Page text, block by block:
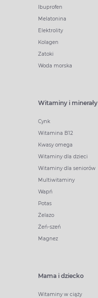
Ibuprofen
Melatonina
Elektrolity
Kolagen
Zatoki
Woda morska
Witaminy i minerały
Cynk
Witamina B12
Kwasy omega
Witaminy dla dzieci
Witaminy dla seniorów
Multiwitaminy
Wapń
Potas
Żelazo
Żeń-szeń
Magnez
Mama i dziecko
Witaminy w ciąży